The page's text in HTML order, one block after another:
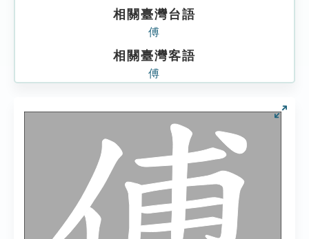
相關臺灣台語
傅
相關臺灣客語
傅